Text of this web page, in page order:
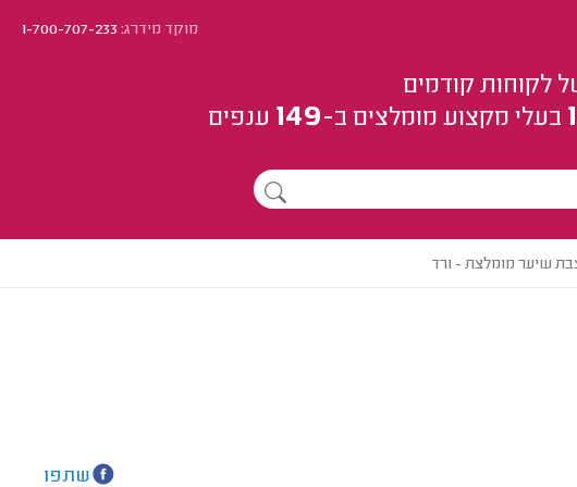
מוקד מידרג:1-700-707-233
לקוחות קודמים
בעלי מקצוע מומלצים ב-149 ענפים
שיער מומלצת - ורד
שתפו